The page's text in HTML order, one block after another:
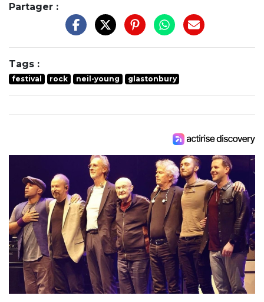
Partager :
Tags :
festival rock neil-young glastonbury